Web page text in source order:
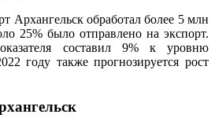
Архангельск обработал более 5 млн
25% было отправлено на экспорт.
составил 9% к уровню
году также прогнозируется рост